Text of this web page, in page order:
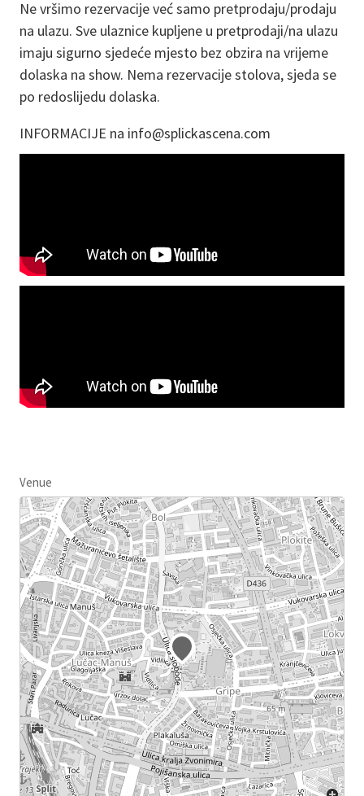
Ne vršimo rezervacije već samo pretprodaju/prodaju
na ulazu. Sve ulaznice kupljene u pretprodaji/na ulazu
imaju sigurno sjedeće mjesto bez obzira na vrijeme
dolaska na show. Nema rezervacije stolova, sjeda se
po redoslijedu dolaska.
INFORMACIJE na info@splickascena.com
Venue